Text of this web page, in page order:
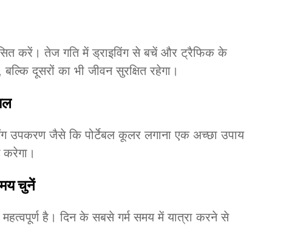
करें। तेज गति में ड्राइविंग से बचें और ट्रैफिक के
दूसरों का भी जीवन सुरक्षित रहेगा।
उपकरण जैसे कि पोर्टेबल कूलर लगाना एक अच्छा उपाय
चुनें
महत्वपूर्ण है। दिन के सबसे गर्म समय में यात्रा करने से